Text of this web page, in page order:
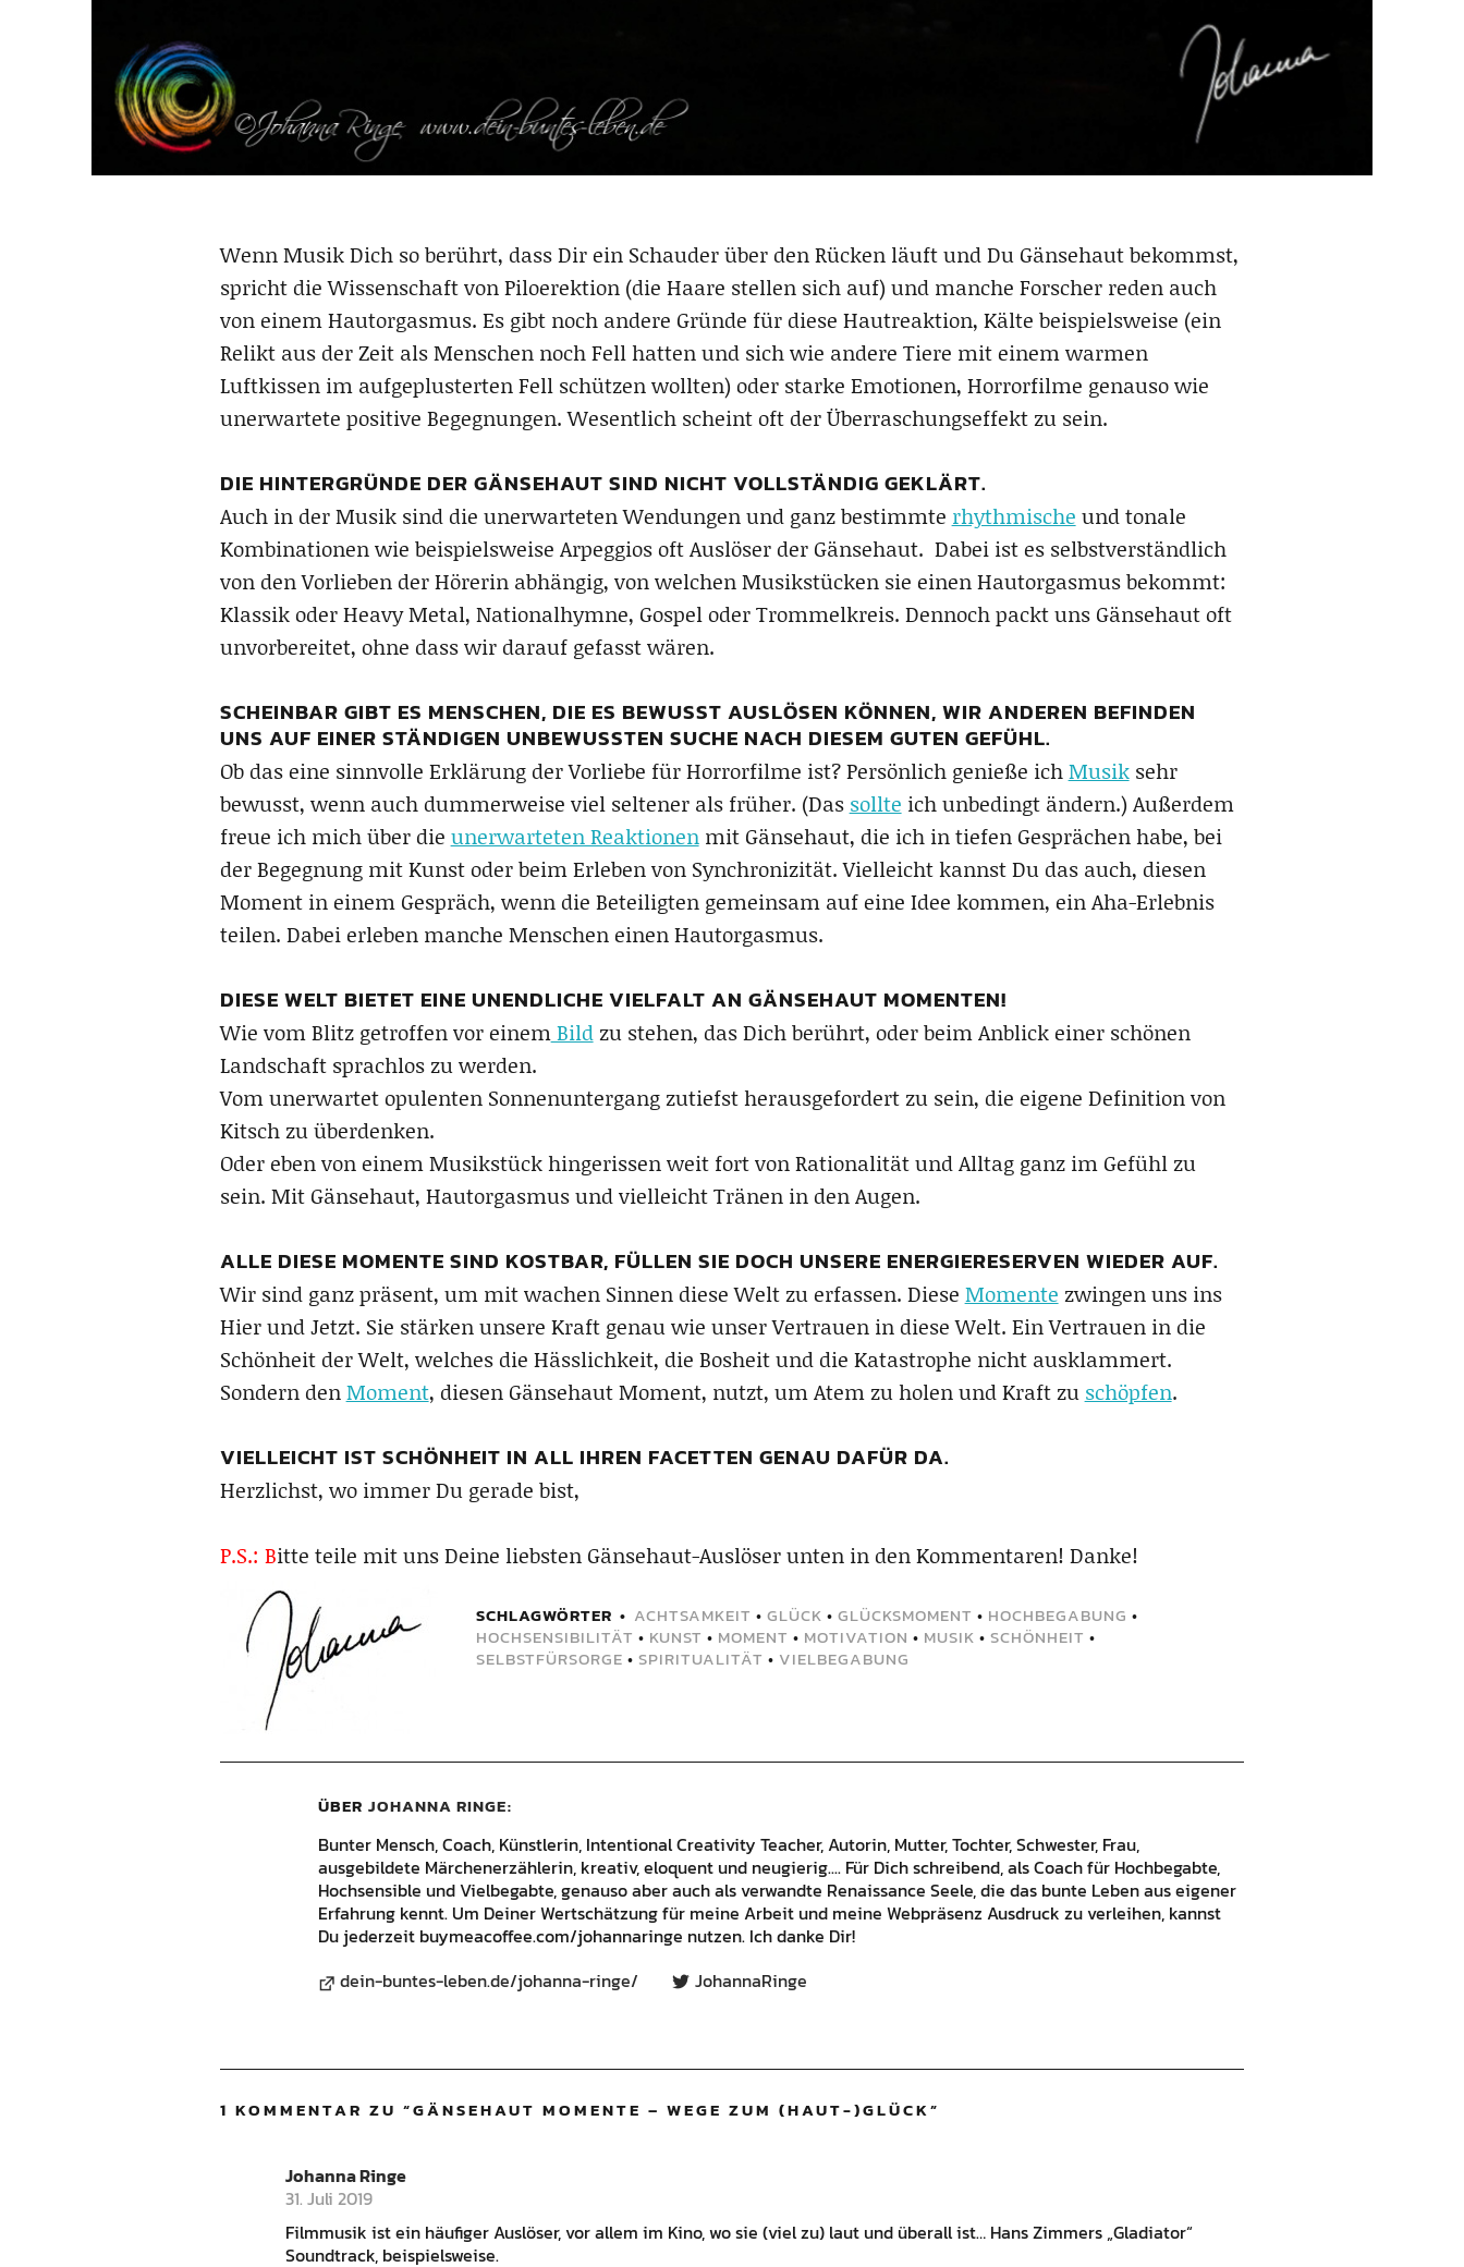
Wenn Musik Dich so berührt, dass Dir ein Schauder über den Rücken läuft und Du Gänsehaut bekommst,
spricht die Wissenschaft von Piloerektion (die Haare stellen sich auf) und manche Forscher reden auch
von einem Hautorgasmus. Es gibt noch andere Gründe für diese Hautreaktion, Kälte beispielsweise (ein
Relikt aus der Zeit als Menschen noch Fell hatten und sich wie andere Tiere mit einem warmen
Luftkissen im aufgeplusterten Fell schützen wollten) oder starke Emotionen, Horrorfilme genauso wie
unerwartete positive Begegnungen. Wesentlich scheint oft der Überraschungseffekt zu sein.
DIE HINTERGRÜNDE DER GÄNSEHAUT SIND NICHT VOLLSTÄNDIG GEKLÄRT.
Auch in der Musik sind die unerwarteten Wendungen und ganz bestimmte rhythmische und tonale
Kombinationen wie beispielsweise Arpeggios oft Auslöser der Gänsehaut. Dabei ist es selbstverständlich
von den Vorlieben der Hörerin abhängig, von welchen Musikstücken sie einen Hautorgasmus bekommt:
Klassik oder Heavy Metal, Nationalhymne, Gospel oder Trommelkreis. Dennoch packt uns Gänsehaut oft
unvorbereitet, ohne dass wir darauf gefasst wären.
SCHEINBAR GIBT ES MENSCHEN, DIE ES BEWUSST AUSLÖSEN KÖNNEN, WIR ANDEREN BEFINDEN
UNS AUF EINER STÄNDIGEN UNBEWUSSTEN SUCHE NACH DIESEM GUTEN GEFÜHL.
Ob das eine sinnvolle Erklärung der Vorliebe für Horrorfilme ist? Persönlich genieße ichMusiksehr
bewusst, wenn auch dummerweise viel seltener als früher. (Das sollte ich unbedingt ändern.) Außerdem
freue ich mich über die unerwarteten Reaktionenmit Gänsehaut, die ich in tiefen Gesprächen habe, bei
der Begegnung mit Kunst oder beim Erleben von Synchronizität. Vielleicht kannst Du das auch, diesen
Moment in einem Gespräch, wenn die Beteiligten gemeinsam auf eine Idee kommen, ein Aha-Erlebnis
teilen. Dabei erleben manche Menschen einen Hautorgasmus.
DIESE WELT BIETET EINE UNENDLICHE VIELFALT AN GÄNSEHAUT MOMENTEN!
Wie vom Blitz getroffen vor einemBildzu stehen, das Dich berührt, oder beim Anblick einer schönen
Landschaft sprachlos zu werden.
Vom unerwartet opulenten Sonnenuntergang zutiefst herausgefordert zu sein, die eigene Definition von
Kitsch zu überdenken.
Oder eben von einem Musikstück hingerissen weit fort von Rationalität und Alltag ganz im Gefühl zu
sein. Mit Gänsehaut, Hautorgasmus und vielleicht Tränen in den Augen.
ALLE DIESE MOMENTE SIND KOSTBAR, FÜLLEN SIE DOCH UNSERE ENERGIERESERVEN WIEDER AUF.
Wir sind ganz präsent, um mit wachen Sinnen diese Welt zu erfassen. Diese Momente zwingen uns ins
Hier und Jetzt. Sie stärken unsere Kraft genau wie unser Vertrauen in diese Welt. Ein Vertrauen in die
Schönheit der Welt, welches die Hässlichkeit, die Bosheit und die Katastrophe nicht ausklammert.
Sondern denMoment, diesen Gänsehaut Moment, nutzt, um Atem zu holen und Kraft zu schöpfen.
VIELLEICHT IST SCHÖNHEIT IN ALL IHREN FACETTEN GENAU DAFÜR DA.
Herzlichst, wo immer Du gerade bist,
P.S.: Bitte teile mit uns Deine liebsten Gänsehaut-Auslöser unten in den Kommentaren! Danke!
SCHLAGWÖRTER ACHTSAMKEIT • GLÜCK • GLÜCKSMOMENT • HOCHBEGABUNG •
HOCHSENSIBILITÄT • KUNST • MOMENT • MOTIVATION • MUSIK • SCHÖNHEIT •
SELBSTFÜRSORGE • SPIRITUALITÄT • VIELBEGABUNG
ÜBER JOHANNA RINGE
Bunter Mensch, Coach, Künstlerin, Intentional Creativity Teacher, Autorin, Mutter, Tochter, Schwester, Frau,
ausgebildete Märchenerzählerin, kreativ, eloquent und neugierig.... Für Dich schreibend, als Coach für Hochbegabte,
Hochsensible und Vielbegabte, genauso aber auch als verwandte Renaissance Seele, die das bunte Leben aus eigener
Erfahrung kennt. Um Deiner Wertschätzung für meine Arbeit und meine Webpräsenz Ausdruck zu verleihen, kannst
Du jederzeit buymeacoffee.com/johannaringe nutzen. Ich danke Dir!
dein-buntes-leben.de/johanna-ringe/
JohannaRinge
1 KOMMENTAR ZU “GÄNSEHAUT MOMENTE – WEGE ZUM (HAUT-)GLÜCK”
Johanna Ringe
31. Juli 2019
Filmmusik ist ein häufiger Auslöser, vor allem im Kino, wo sie (viel zu) laut und überall ist… Hans Zimmers „Gladiator“
Soundtrack, beispielsweise.